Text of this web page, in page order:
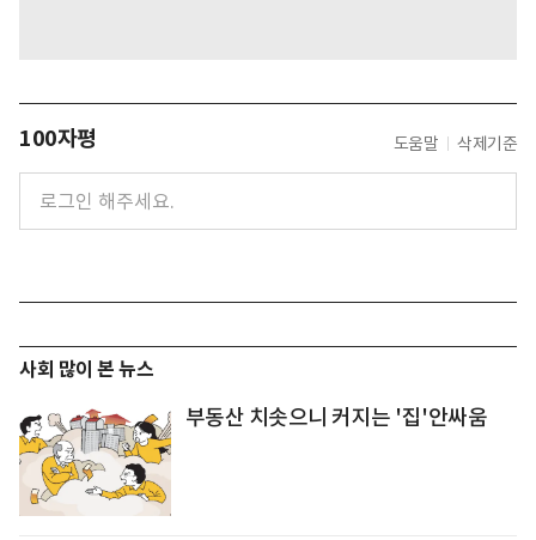
100자평 도움말 삭제기준
사회 많이 본 뉴스
부동산 치솟으니 커지는 '집'안싸움